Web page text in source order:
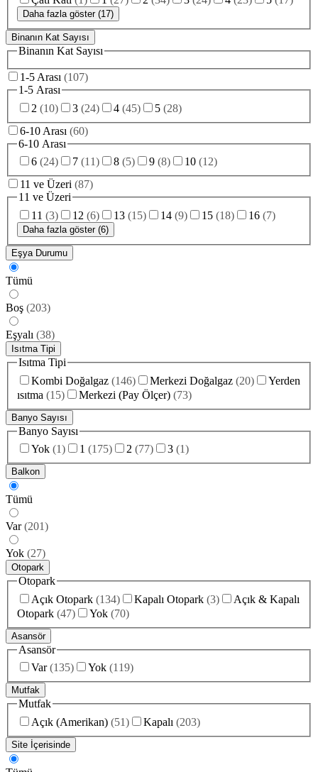
Daha fazla göster (17)
Binanın Kat Sayısı
Binanın Kat Sayısı
1-5 Arası (107)
1-5 Arası
2 (10) 3 (24) 4 (45) 5 (28)
6-10 Arası (60)
6-10 Arası
6 (24) 7 (11) 8 (5) 9 (8) 10 (12)
11 ve Üzeri (87)
11 ve Üzeri
11 (3) 12 (6) 13 (15) 14 (9) 15 (18) 16 (7)
Daha fazla göster (6)
Eşya Durumu
Tümü
Boş (203)
Eşyalı (38)
Isıtma Tipi
Isıtma Tipi
Kombi Doğalgaz (146) Merkezi Doğalgaz (20)
Yerden
ısıtma (15) Merkezi (Pay Ölçer) (73)
Banyo Sayısı
Banyo Sayısı
Yok (1) 1 (175) 2 (77) 3 (1)
Balkon
Tümü
Var (201)
Yok (27)
Otopark
Otopark
Açık Otopark (134) Kapalı Otopark (3)
Açık & Kapalı
Otopark (47) Yok (70)
Asansör
Asansör
Var (135) Yok (119)
Mutfak
Mutfak
Açık (Amerikan) (51) Kapalı (203)
Site İçerisinde